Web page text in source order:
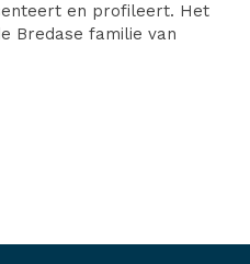
en profileert. Het
Bredase familie van